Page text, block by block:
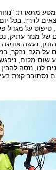
מתארת:
לדרך. בכל
טיפוס על מגדל
מנזר עתיק,
נעשה
על הגב, נבקר,
שום מקום, ניפגש
לנו, ננסה
נסתובב קצת